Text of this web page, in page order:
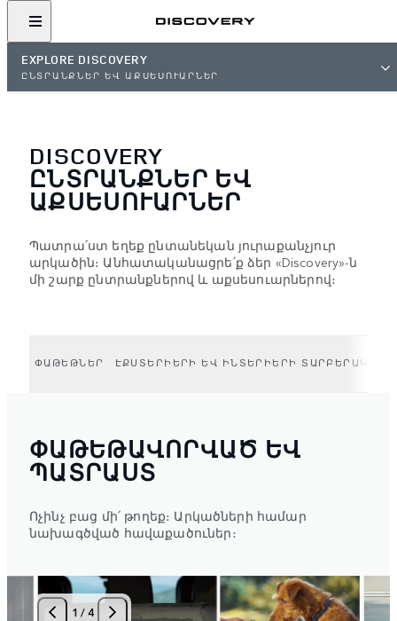
EXPLORE DISCOVERY
ԸՆՏՐԱՆՔՆԵՐ ԵՎ ԱՔՍԵՍՈՒԱՐՆԵՐ
DISCOVERY
ԸՆՏՐԱՆՔՆԵՐ ԵՎ
ԱՔՍԵՍՈՒԱՐՆԵՐ
Պատրա՛ստ եղեք ընտանեկան յուրաքանչյուր
արկածին։ Անհատականացրե՛ք ձեր «Discovery»-ն
մի շարք ընտրանքներով և աքսեսուարներով։
ՓԱԹԵԹՆԵՐ ԷՔՍՏԵՐԻԵՐԻ ԵՎ ԻՆՏԵՐԻԵՐԻ ՏԱՐԲԵՐԱԿՆԵՐ
ՓԱԹԵԹԱՎՈՐՎԱԾ ԵՎ
ՊԱՏՐԱՍՏ
Ոչինչ բաց մի՛ թողեք։ Արկածների համար
նախագծված հավաքածուներ։
1 /4